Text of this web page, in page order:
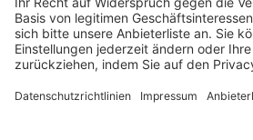
Login SpielPlus
FOLGE DEM BFV